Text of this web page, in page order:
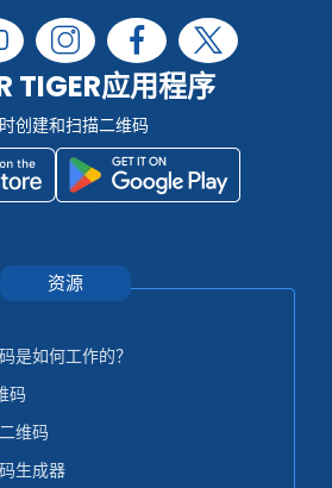
TIGER应用程序
创建和扫描二维码
资源
是如何工作的？
码
维码
生成器